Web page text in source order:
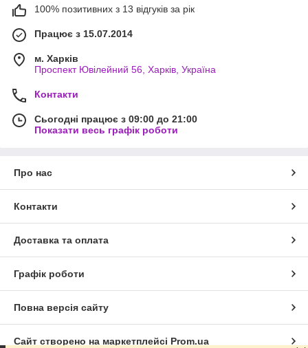
100% позитивних з 13 відгуків за рік
Працює з 15.07.2014
м. Харків
Проспект Ювілейний 56, Харків, Україна
Контакти
Сьогодні працює з 09:00 до 21:00
Показати весь графік роботи
Про нас
Контакти
Доставка та оплата
Графік роботи
Повна версія сайту
Сайт створено на маркетплейсі Prom.ua